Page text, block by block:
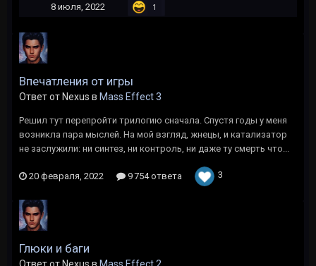
8 июля, 2022
1
Впечатления от игры
Ответ от Nexus в Mass Effect 3
Решил тут перепройти трилогию сначала. Спустя годы у меня
возникла пара мыслей. На мой взгляд, жнецы, и катализатор
не заслужили: ни синтез, ни контроль, ни даже ту смерть что...
20 февраля, 2022 9 754 ответа 3
Глюки и баги
Ответ от Nexus в Mass Effect 2